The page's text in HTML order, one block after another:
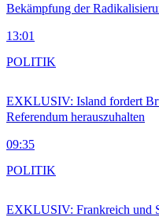
Bekämpfung der
13:01
EXKLUSIV: Island fordert
Referendum herauszuhalten
09:35
POLITIK
EXKLUSIV: Frankreich und
POLITIK